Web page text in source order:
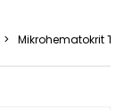
Mikrohematokrit